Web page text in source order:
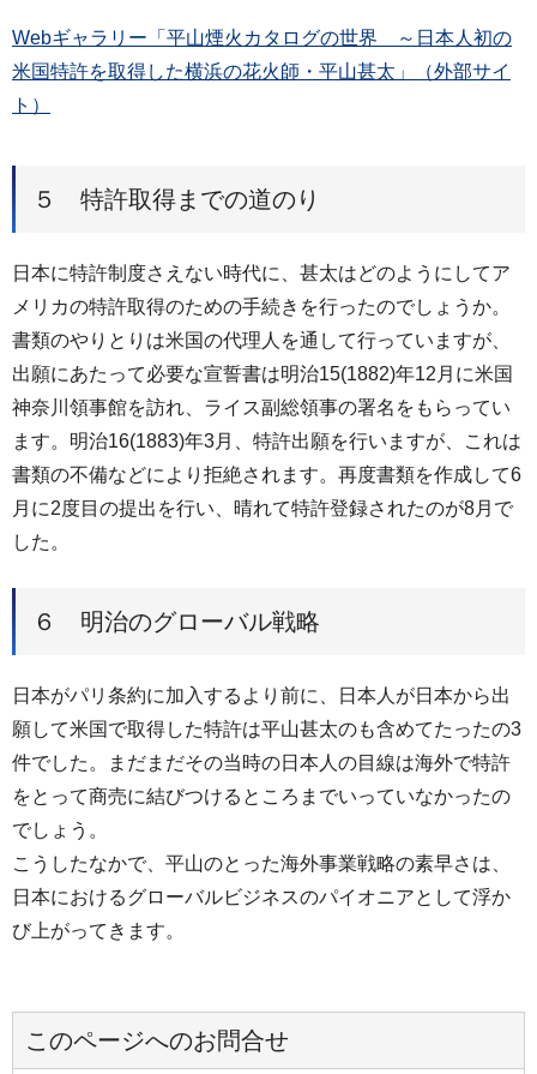
Webギャラリー「平山煙火カタログの世界 ～日本人初の
米国特許を取得した横浜の花火師・平山甚太」（外部サイ
ト）
５ 特許取得までの道のり
日本に特許制度さえない時代に、甚太はどのようにしてア
メリカの特許取得のための手続きを行ったのでしょうか。
書類のやりとりは米国の代理人を通して行っていますが、
出願にあたって必要な宣誓書は明治15(1882)年12月に米国
神奈川領事館を訪れ、ライス副総領事の署名をもらってい
ます。明治16(1883)年3月、特許出願を行いますが、これは
書類の不備などにより拒絶されます。再度書類を作成して6
月に2度目の提出を行い、晴れて特許登録されたのが8月で
した。
６ 明治のグローバル戦略
日本がパリ条約に加入するより前に、日本人が日本から出
願して米国で取得した特許は平山甚太のも含めてたったの3
件でした。まだまだその当時の日本人の目線は海外で特許
をとって商売に結びつけるところまでいっていなかったの
でしょう。
こうしたなかで、平山のとった海外事業戦略の素早さは、
日本におけるグローバルビジネスのパイオニアとして浮か
び上がってきます。
このページへのお問合せ